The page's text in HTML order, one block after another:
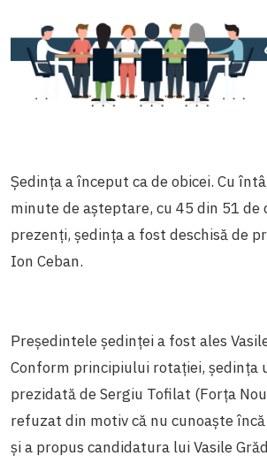
Ședința a început ca de obicei. Cu
minute de așteptare, cu 45 din 51 de
prezenți, ședința a fost deschisă de
Ion Ceban.
Președintele ședinței a fost ales
Conform principiului rotației, ședința
prezidată de Sergiu Tofilat (Forța
refuzat din motiv că nu cunoaște
și a propus candidatura lui Vasile